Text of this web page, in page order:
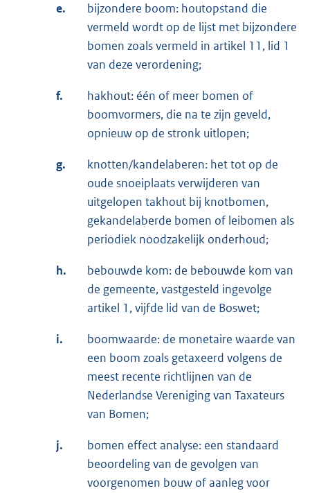
e.
bijzondere boom: houtopstand die
vermeld wordt op de lijst met bijzondere
bomen zoals vermeld in artikel 11, lid 1
van deze verordening;
f.
hakhout: één of meer bomen of
boomvormers, die na te zijn geveld,
opnieuw op de stronk uitlopen;
g.
knotten/kandelaberen: het tot op de
oude snoeiplaats verwijderen van
uitgelopen takhout bij knotbomen,
gekandelaberde bomen of leibomen als
periodiek noodzakelijk onderhoud;
h.
bebouwde kom: de bebouwde kom van
de gemeente, vastgesteld ingevolge
artikel 1, vijfde lid van de Boswet;
i.
boomwaarde: de monetaire waarde van
een boom zoals getaxeerd volgens de
meest recente richtlijnen van de
Nederlandse Vereniging van Taxateurs
van Bomen;
j.
bomen effect analyse: een standaard
beoordeling van de gevolgen van
voorgenomen bouw of aanleg voor